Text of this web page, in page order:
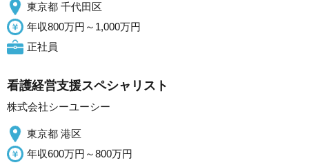
東京都 千代田区
年収800万円～1,000万円
正社員
看護経営支援スペシャリスト
株式会社シーユーシー
東京都 港区
年収600万円～800万円